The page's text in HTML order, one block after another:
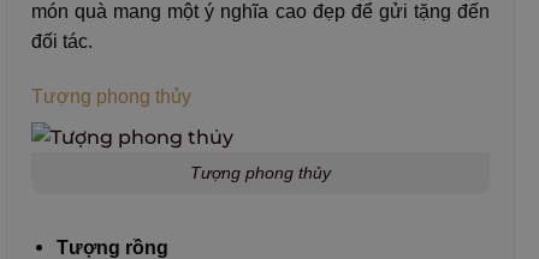
món quà mang một ý nghĩa cao đẹp để gửi tặng đến
đối tác.
Tượng phong thủy
Tượng phong thủy
Tượng rồng